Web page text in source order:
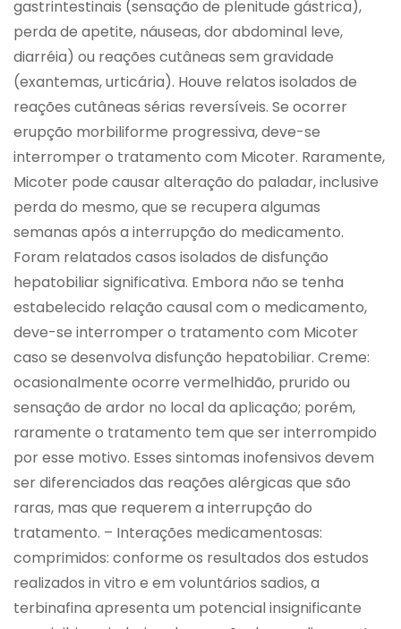
gastrintestinais (sensação de plenitude gástrica),
perda de apetite, náuseas, dor abdominal leve,
diarréia) ou reações cutâneas sem gravidade
(exantemas, urticária). Houve relatos isolados de
reações cutâneas sérias reversíveis. Se ocorrer
erupção morbiliforme progressiva, deve-se
interromper o tratamento com Micoter. Raramente,
Micoter pode causar alteração do paladar, inclusive
perda do mesmo, que se recupera algumas
semanas após a interrupção do medicamento.
Foram relatados casos isolados de disfunção
hepatobiliar significativa. Embora não se tenha
estabelecido relação causal com o medicamento,
deve-se interromper o tratamento com Micoter
caso se desenvolva disfunção hepatobiliar. Creme:
ocasionalmente ocorre vermelhidão, prurido ou
sensação de ardor no local da aplicação; porém,
raramente o tratamento tem que ser interrompido
por esse motivo. Esses sintomas inofensivos devem
ser diferenciados das reações alérgicas que são
raras, mas que requerem a interrupção do
tratamento. – Interações medicamentosas:
comprimidos: conforme os resultados dos estudos
realizados in vitro e em voluntários sadios, a
terbinafina apresenta um potencial insignificante